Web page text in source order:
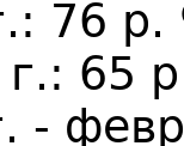
76 р.
65
-